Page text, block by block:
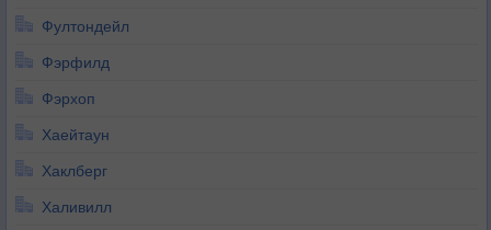
Фултондейл
Фэрфилд
Фэрхоп
Хаейтаун
Хаклберг
Халивилл